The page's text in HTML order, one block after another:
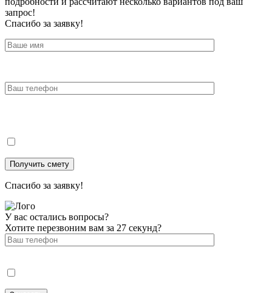
запрос!
Спасибо за заявку!
Спасибо за заявку!
У вас остались вопросы?
Хотите перезвоним вам за 27 секунд?